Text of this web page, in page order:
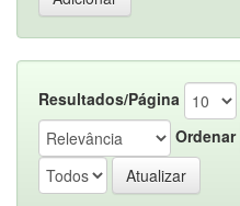
Resultados/Página
Ordenar